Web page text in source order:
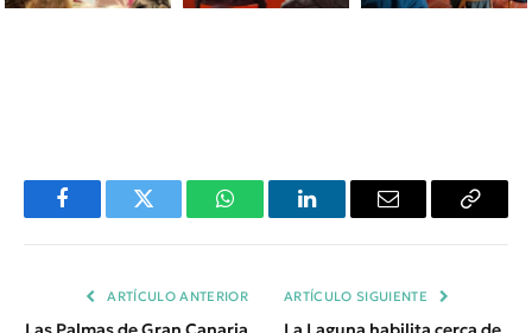
FacebookTwitter WhatsAppLinkedInEmail
Copiar
ARTÍCULO ANTERIOR ARTÍCULO SIGUIENTE